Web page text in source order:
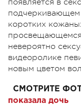
появляется в
коротких
просвещающемся
невероятно
видеоролике
новым цветом
СМОТРИТЕ
показала дочь